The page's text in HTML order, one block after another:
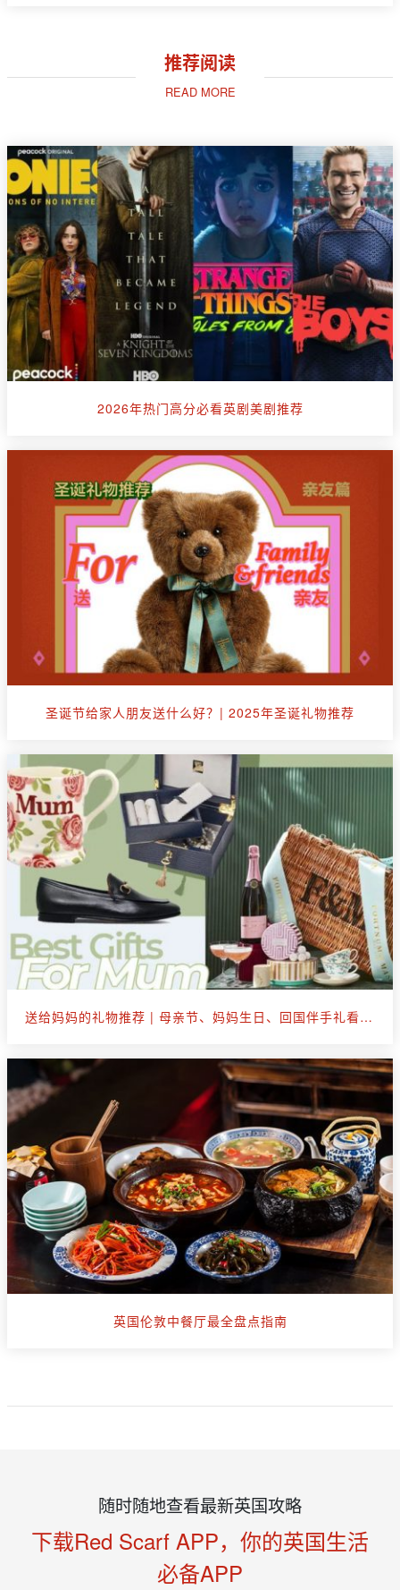
推荐阅读
READ MORE
2026年热门高分必看英剧美剧推荐
圣诞节给家人朋友送什么好？| 2025年圣诞礼物推荐
送给妈妈的礼物推荐 | 母亲节、妈妈生日、回国伴手礼看这篇就够了
英国伦敦中餐厅最全盘点指南
随时随地查看最新英国攻略
下载Red Scarf APP，你的英国生活
必备APP